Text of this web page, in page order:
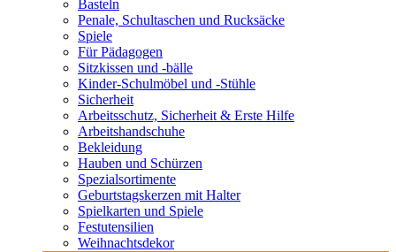
Basteln
Penale, Schultaschen und Rucksäcke
Spiele
Für Pädagogen
Sitzkissen und -bälle
Kinder-Schulmöbel und -Stühle
Sicherheit
Arbeitsschutz, Sicherheit & Erste Hilfe
Arbeitshandschuhe
Bekleidung
Hauben und Schürzen
Spezialsortimente
Geburtstagskerzen mit Halter
Spielkarten und Spiele
Festutensilien
Weihnachtsdekor